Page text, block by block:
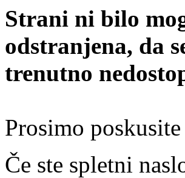
Strani ni bilo
odstranjena, da
trenutno
Prosimo
Če ste spletni